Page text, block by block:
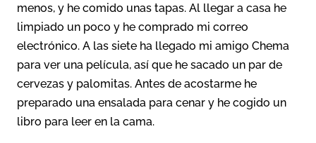
menos, y he comido unas tapas. Al llegar a casa he
limpiado un poco y he comprado mi correo
electrónico. A las siete ha llegado mi amigo Chema
para ver una película, así que he sacado un par de
cervezas y palomitas. Antes de acostarme he
preparado una ensalada para cenar y he cogido un
libro para leer en la cama.